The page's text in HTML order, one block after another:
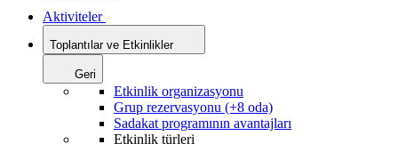
Aktiviteler
Toplantılar ve Etkinlikler
Geri
Etkinlik organizasyonu
Grup rezervasyonu (+8 oda)
Sadakat programının avantajları
Etkinlik türleri